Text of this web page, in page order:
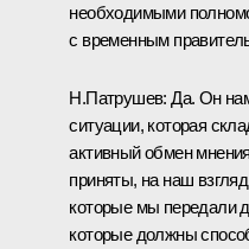
необходимыми
с временным
Н.Патрушев: Да. Он
ситуации, которая
активный обмен
приняты, на наш
которые мы передали
которые должны